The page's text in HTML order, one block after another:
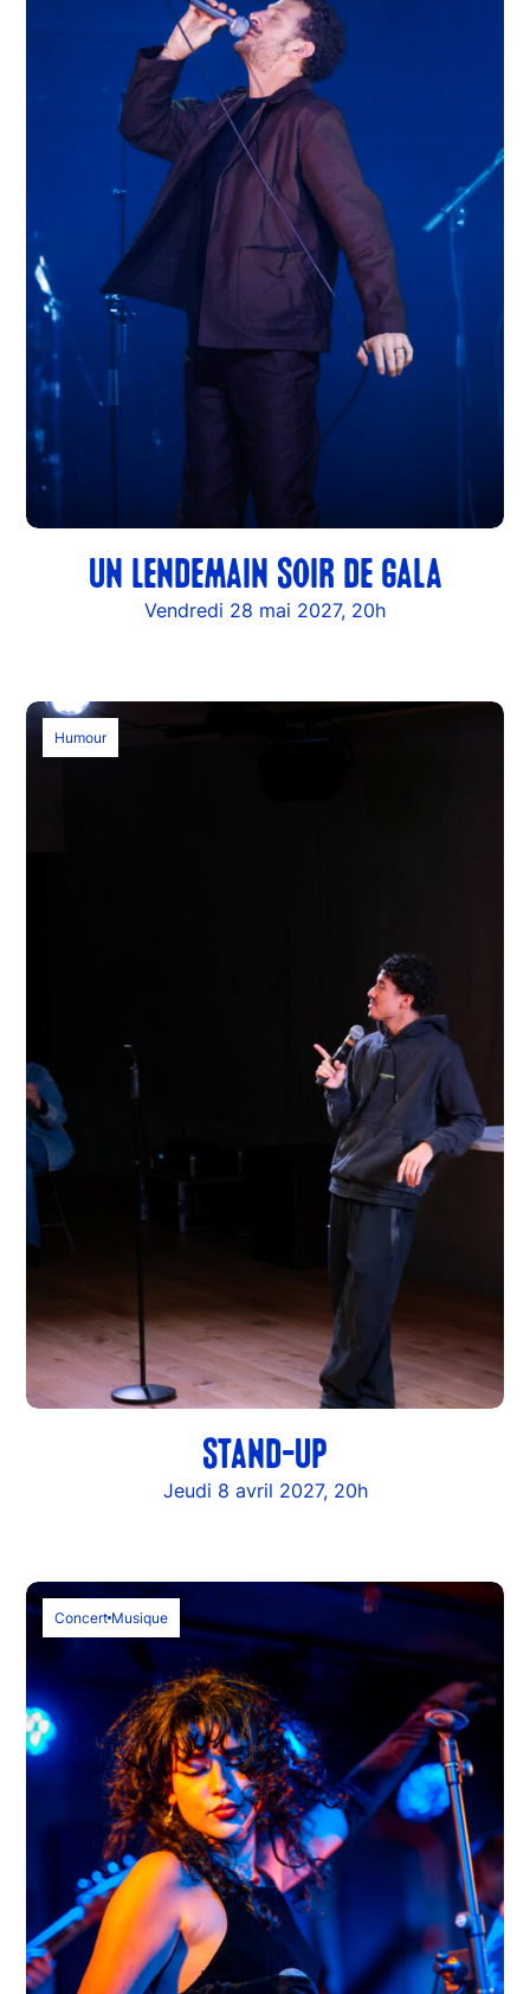
​UN LENDEMAIN SOIR DE GALA
Vendredi 28 mai 2027, 20h
Humour
STAND-UP
Jeudi 8 avril 2027, 20h
Concert Musique